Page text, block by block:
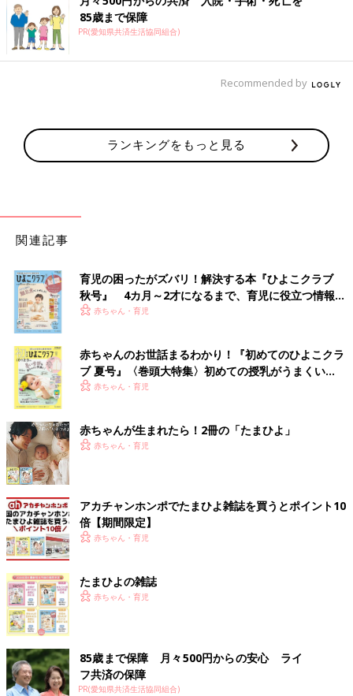
85歳まで保障
PR(愛知県共済生活協同組合)
Recommended by
ランキングをもっと見る
関連記事
育児の困ったがズバリ！解決する本『ひよこクラブ
秋号』 4カ月～2才になるまで、育児に役立つ情報が
いっぱい！
赤ちゃん・育児
赤ちゃんのお世話まるわかり！『初めてのひよこクラ
ブ 夏号』〈巻頭大特集〉初めての授乳がうまくい
く！ おっぱい・ミルクの基本と夏のトラブル 解決テ
赤ちゃん・育児
赤ちゃんが生まれたら！2冊の「たまひよ」
赤ちゃん・育児
アカチャンホンポでたまひよ雑誌を買うとポイント10
倍【期間限定】
赤ちゃん・育児
たまひよの雑誌
赤ちゃん・育児
85歳まで保障 月々500円からの安心 ライ
フ共済の保障
PR(愛知県共済生活協同組合)